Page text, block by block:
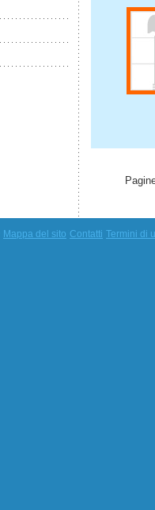
Mappa del sito Contatti Termini di